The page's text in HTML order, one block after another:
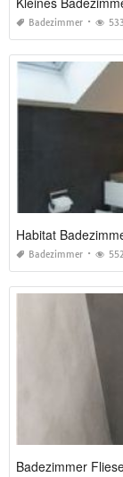
Badezimmer
Habitat
Badezimmer
Badezimmer